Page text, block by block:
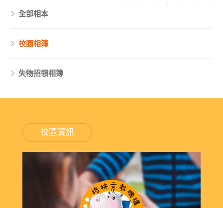
全部相本
校園相簿
失物招領相簿
校區資訊